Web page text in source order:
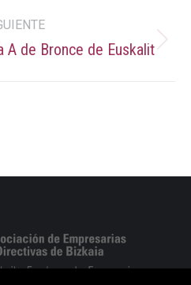
Publicación
A de Bronce de Euskalit